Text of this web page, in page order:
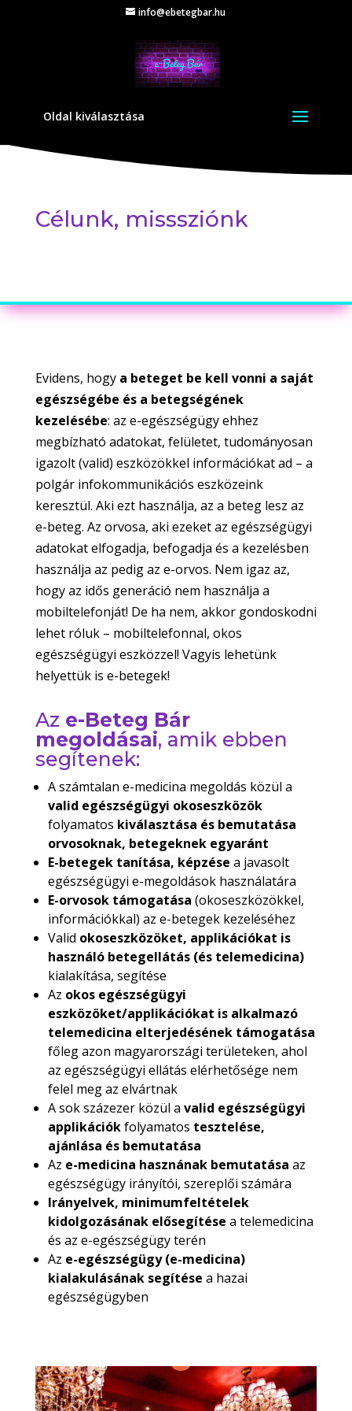
info@ebetegbar.hu
Oldal kiválasztása
Célunk, misssziónk
Evidens, hogya beteget be kell vonni a saját
egészségébe és a betegségének
kezelésébe: az e-egészségügy ehhez
megbízható adatokat, felületet, tudományosan
igazolt (valid) eszközökkel információkat ad – a
polgár infokommunikációs eszközeink
keresztül. Aki ezt használja, az a beteg lesz az
e-beteg. Az orvosa, aki ezeket az egészségügyi
adatokat elfogadja, befogadja és a kezelésben
használja az pedig az e-orvos. Nem igaz az,
hogy az idős generáció nem használja a
mobiltelefonját! De ha nem, akkor gondoskodni
lehet róluk – mobiltelefonnal, okos
egészségügyi eszközzel! Vagyis lehetünk
helyettük is e-betegek!
Az e-Beteg Bár
megoldásai, amik ebben
segítenek:
A számtalan e-medicina megoldás közül a
valid egészségügyi okoseszközök
folyamatos kiválasztása és bemutatása
orvosoknak, betegeknek egyaránt
E-betegek tanítása, képzése a javasolt
egészségügyi e-megoldások használatára
E-orvosok támogatása (okoseszközökkel,
információkkal) az e-betegek kezeléséhez
Valid okoseszközöket, applikációkat is
használó betegellátás (és telemedicina)
kialakítása, segítése
Az okos egészségügyi
eszközöket/applikációkat is alkalmazó
telemedicina elterjedésének támogatása
főleg azon magyarországi területeken, ahol
az egészségügyi ellátás elérhetősége nem
felel meg az elvártnak
A sok százezer közül a valid egészségügyi
applikációkfolyamatos tesztelése,
ajánlása és bemutatása
Az e-medicina hasznának bemutatása az
egészségügy irányítói, szereplői számára
Irányelvek, minimumfeltételek
kidolgozásának elősegítése a telemedicina
és az e-egészségügy terén
Az e-egészségügy (e-medicina)
kialakulásának segítése a hazai
egészségügyben